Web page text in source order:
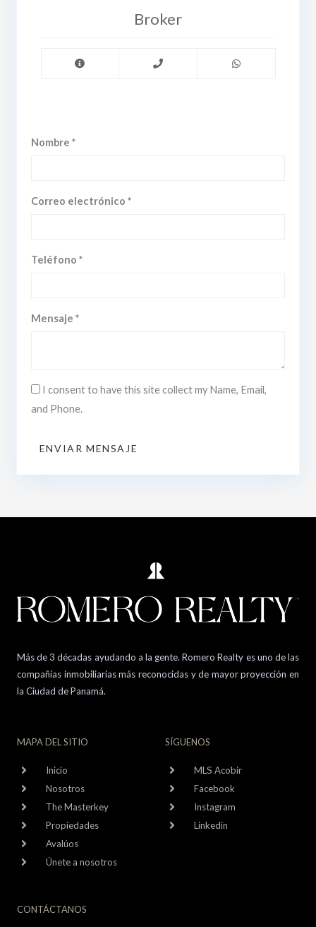
Broker
Nombre *
Correo electrónico *
Teléfono *
Mensaje *
I consent to have this site collect my Name, Email,
and Phone.
ENVIAR MENSAJE
Más de 3 décadas ayudando a la gente. Romero Realty es uno de las
compañías inmobiliarias más reconocidas y de mayor proyección en
la Ciudad de Panamá.
MAPA DEL SITIO
Inicio
Nosotros
The Masterkey
Propiedades
Avalúos
Únete a nosotros
SÍGUENOS
MLS Acobir
Facebook
Instagram
Linkedin
CONTÁCTANOS